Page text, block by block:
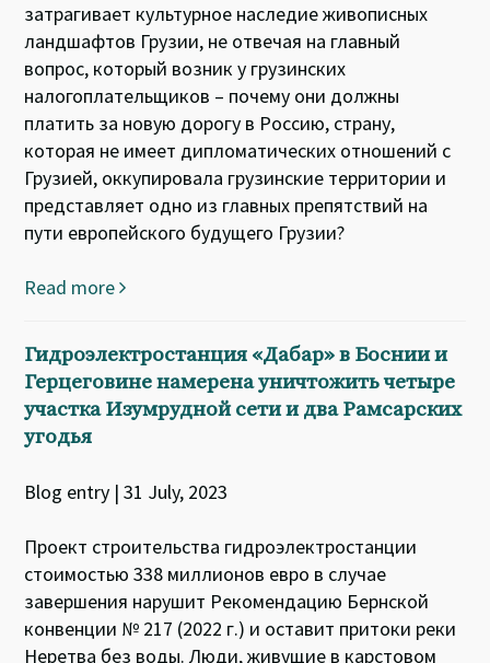
затрагивает культурное наследие живописных
ландшафтов Грузии, не отвечая на главный
вопрос, который возник у грузинских
налогоплательщиков – почему они должны
платить за новую дорогу в Россию, страну,
которая не имеет дипломатических отношений с
Грузией, оккупировала грузинские территории и
представляет одно из главных препятствий на
пути европейского будущего Грузии?
Read more
Гидроэлектростанция «Дабар» в Боснии и
Герцеговине намерена уничтожить четыре
участка Изумрудной сети и два Рамсарских
угодья
Blog entry | 31 July, 2023
Проект строительства гидроэлектростанции
стоимостью 338 миллионов евро в случае
завершения нарушит Рекомендацию Бернской
конвенции № 217 (2022 г.) и оставит притоки реки
Неретва без воды. Люди, живущие в карстовом